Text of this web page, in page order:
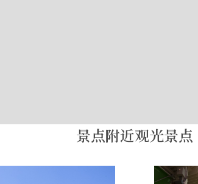
景点附近观光景点